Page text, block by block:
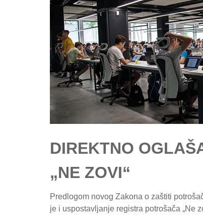
DIREKTNO
„NE ZOVI“
Predlogom novog Zakona o zaštiti
je i uspostavljanje registra potrošača „Ne